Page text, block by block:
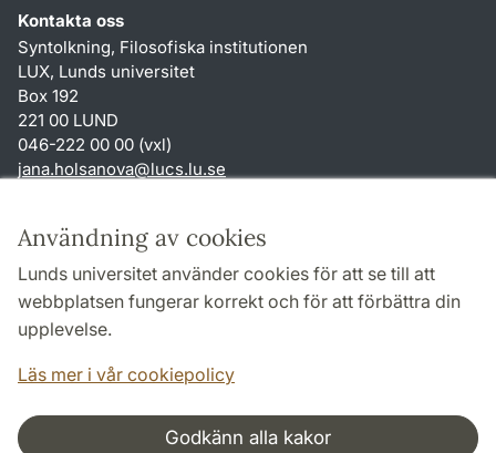
Användning av cookies
Lunds universitet använder cookies för att se till att
webbplatsen fungerar korrekt och för att förbättra din
upplevelse.
Läs mer i vår cookiepolicy
Godkänn alla kakor
Kontakta oss
Syntolkning, Filosofiska institutionen
LUX, Lunds universitet
Box 192
221 00 LUND
046-222 00 00 (vxl)
jana.holsanova@lucs.lu.se
Genvägar
Om webbplatsen och cookies
Behandling av personuppgifter
Tillgänglighetsredogörelse